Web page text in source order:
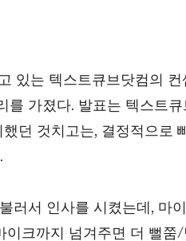
있는 텍스트큐브닷컴의
가졌다. 발표는 텍스트
던 것치고는, 결정적으로
러서 인사를 시켰는데, 마
크까지 넘겨주면 더 뻘쭘